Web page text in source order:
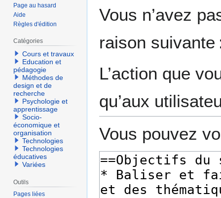
à
navigation
à
recherche
Vous n’avez
raison suivante
L’action que
qu’aux
Vous pouvez
Page au hasard
Aide
Règles d'édition
Catégories
Cours et travaux
Education et
pédagogie
Méthodes de
design et de
recherche
Psychologie et
apprentissage
Socio-
économique et
organisation
Technologies
Technologies
éducatives
Variées
Outils
Pages liées